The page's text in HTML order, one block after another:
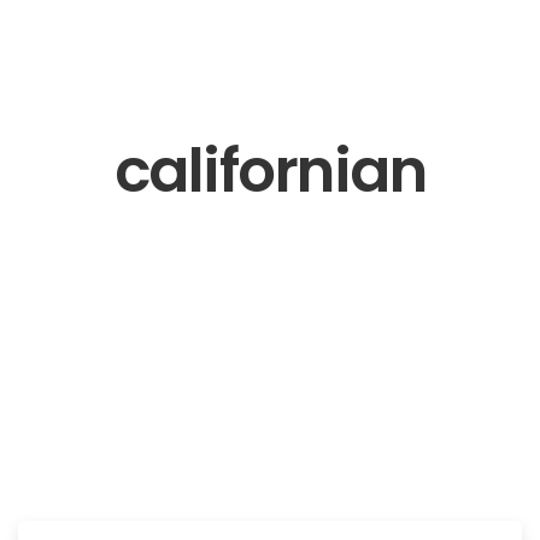
californian